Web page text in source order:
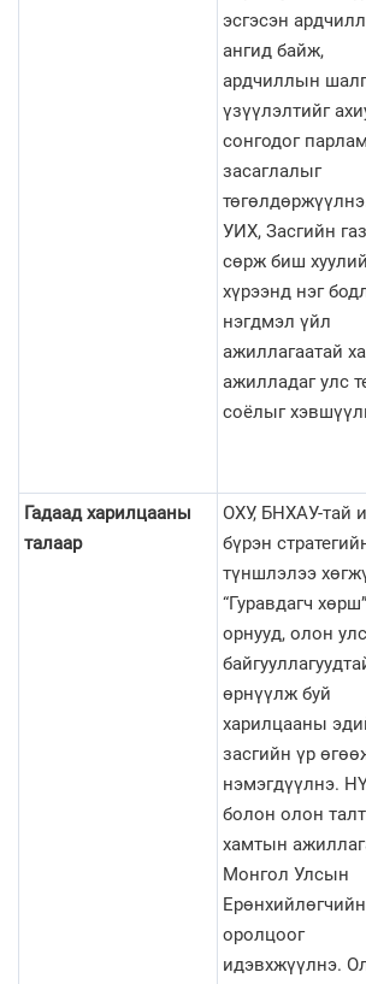
эсгэсэн
ангид байж,
ардчиллын
үзүүлэлтийг
сонгодог
засаглалыг
УИХ, Засгийн
сөрж биш
хүрээнд нэг
нэгдмэл үйл
ажиллагаатай
ажилладаг улс
соёлыг
Гадаад харилцааны
талаар
ОХУ, БНХАУ-тай
бүрэн
түншлэлээ
“Гуравдагч хөрш”
орнууд, олон
өрнүүлж буй
харилцааны
засгийн үр
нэмэгдүүлнэ.
болон олон талт
хамтын
Монгол Улсын
Ерөнхийлөгчийн
оролцоог
идэвхжүүлнэ.